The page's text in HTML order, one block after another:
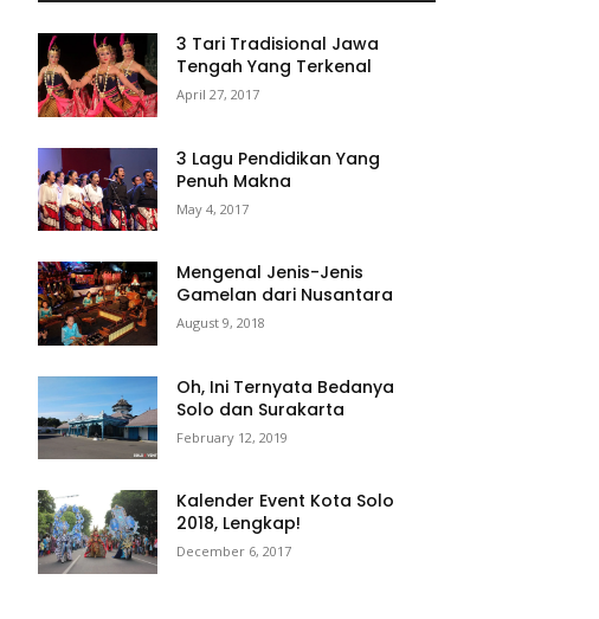
3 Tari Tradisional Jawa
Tengah Yang Terkenal
April 27, 2017
3 Lagu Pendidikan Yang
Penuh Makna
May 4, 2017
Mengenal Jenis-Jenis
Gamelan dari Nusantara
August 9, 2018
Oh, Ini Ternyata Bedanya
Solo dan Surakarta
February 12, 2019
Kalender Event Kota Solo
2018, Lengkap!
December 6, 2017